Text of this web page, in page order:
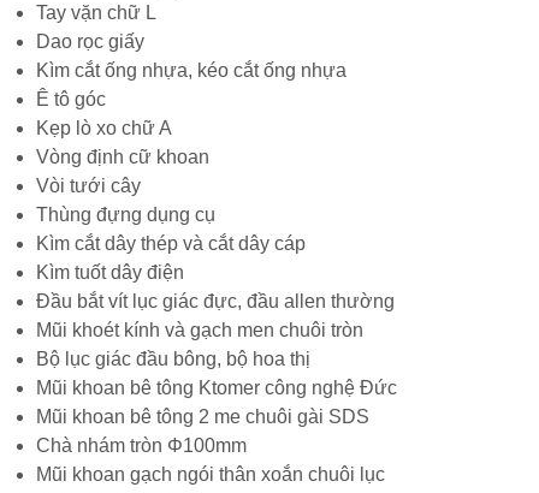
Tay vặn chữ L
Dao rọc giấy
Kìm cắt ống nhựa, kéo cắt ống nhựa
Ê tô góc
Kẹp lò xo chữ A
Vòng định cữ khoan
Vòi tưới cây
Thùng đựng dụng cụ
Kìm cắt dây thép và cắt dây cáp
Kìm tuốt dây điện
Đầu bắt vít lục giác đực, đầu allen thường
Mũi khoét kính và gạch men chuôi tròn
Bộ lục giác đầu bông, bộ hoa thị
Mũi khoan bê tông Ktomer công nghệ Đức
Mũi khoan bê tông 2 me chuôi gài SDS
Chà nhám tròn Φ100mm
Mũi khoan gạch ngói thân xoắn chuôi lục